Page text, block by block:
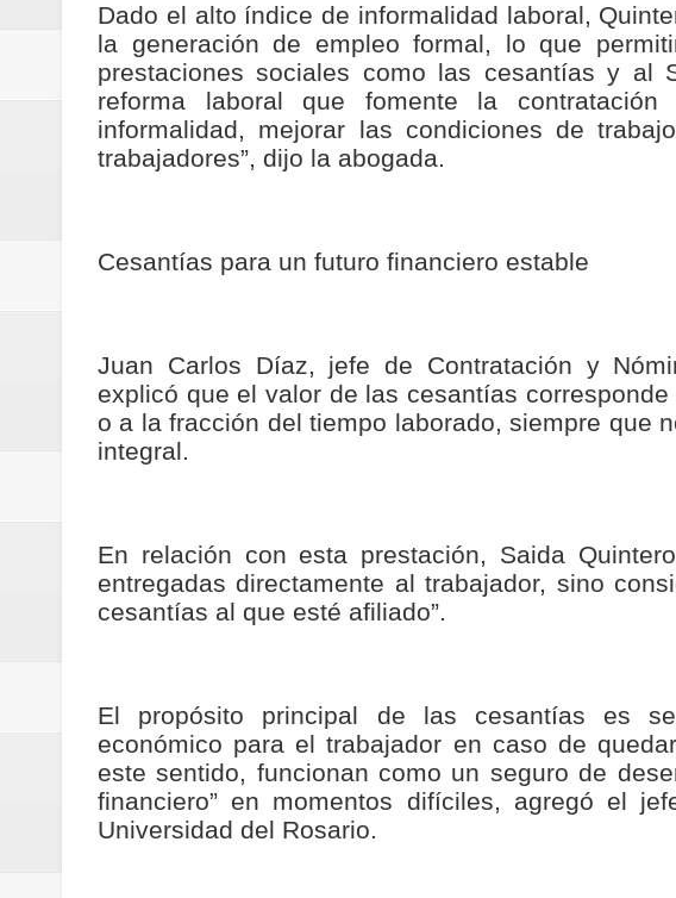
Regionetnoticias / Despliegue de seguridad sin
terrestre para la posesión presidencial
Regionetnoticias / Las ayudas técnicas aportaron
ReGionetNoticias / DOSQUEBRADAS /
ReGioNetNoticias- MEDELLIN / En Medellín fue
excedió límites de emisión de gases
seguridad para la posesión presidencial
Regionetnoticias / En solo dos años y siete
Dado el alto índice de informalidad laboral,
la generación de empleo formal, lo que
prestaciones sociales como las cesantías y al
reforma laboral que fomente la
informalidad, mejorar las condiciones de
trabajadores”, dijo la abogada.
Cesantías para un futuro financiero estable
Juan Carlos Díaz, jefe de Contratación y
explicó que el valor de las cesantías
o a la fracción del tiempo laborado, siempre que
integral.
En relación con esta prestación, Saida
entregadas directamente al trabajador, sino
cesantías al que esté afiliado”.
El propósito principal de las cesantías es
económico para el trabajador en caso de
este sentido, funcionan como un seguro de
financiero” en momentos difíciles, agregó el
Universidad del Rosario.